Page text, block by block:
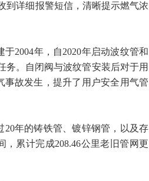
到详细报警短信，清晰提示燃气浓
2004年，自2020年启动波纹管和
务。自闭阀与波纹管安装后对于用
事故发生，提升了用户安全用气管
年的铸铁管、镀锌钢管，以及存
，累计完成208.46公里老旧管网更